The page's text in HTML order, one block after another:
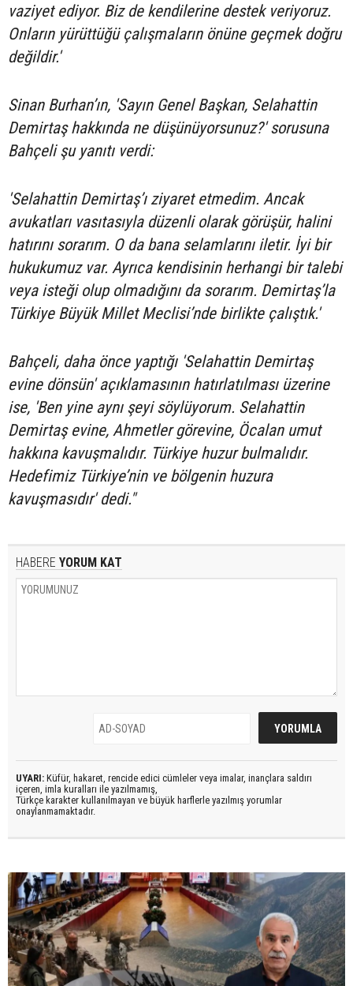
vaziyet ediyor. Biz de kendilerine destek veriyoruz.
Onların yürüttüğü çalışmaların önüne geçmek doğru
değildir.'
Sinan Burhan’ın, 'Sayın Genel Başkan, Selahattin
Demirtaş hakkında ne düşünüyorsunuz?' sorusuna
Bahçeli şu yanıtı verdi:
'Selahattin Demirtaş’ı ziyaret etmedim. Ancak
avukatları vasıtasıyla düzenli olarak görüşür, halini
hatırını sorarım. O da bana selamlarını iletir. İyi bir
hukukumuz var. Ayrıca kendisinin herhangi bir talebi
veya isteği olup olmadığını da sorarım. Demirtaş’la
Türkiye Büyük Millet Meclisi’nde birlikte çalıştık.'
Bahçeli, daha önce yaptığı 'Selahattin Demirtaş
evine dönsün' açıklamasının hatırlatılması üzerine
ise, 'Ben yine aynı şeyi söylüyorum. Selahattin
Demirtaş evine, Ahmetler görevine, Öcalan umut
hakkına kavuşmalıdır. Türkiye huzur bulmalıdır.
Hedefimiz Türkiye’nin ve bölgenin huzura
kavuşmasıdır' dedi."
HABERE YORUM KAT
UYARI: Küfür, hakaret, rencide edici cümleler veya imalar, inançlara saldırı
içeren, imla kuralları ile yazılmamış,
Türkçe karakter kullanılmayan ve büyük harflerle yazılmış yorumlar
onaylanmamaktadır.